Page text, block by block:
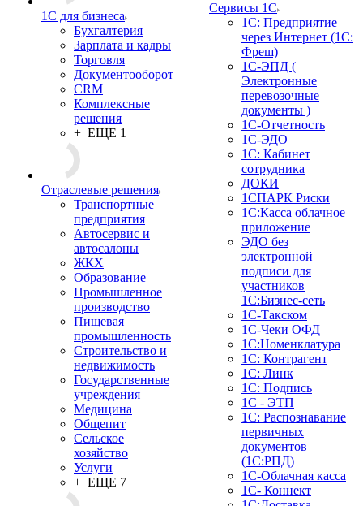
1С для бизнеса
Бухгалтерия
Зарплата и кадры
Торговля
Документооборот
CRM
Комплексные
решения
+ ЕЩЕ 1
Отраслевые решения
Транспортные
предприятия
Автосервис и
автосалоны
ЖКХ
Образование
Промышленное
производство
Пищевая
промышленность
Строительство и
недвижимость
Государственные
учреждения
Медицина
Общепит
Сельское
хозяйство
Услуги
+ ЕЩЕ 7
Сервисы 1С
1С: Предприятие
через Интернет (1С:
Фреш)
1С-ЭПД (
Электронные
перевозочные
документы )
1С-Отчетность
1С-ЭДО
1С: Кабинет
сотрудника
ДОКИ
1СПАРК Риски
1С:Касса облачное
приложение
ЭДО без
электронной
подписи для
участников
1С:Бизнес-сеть
1С-Такском
1С-Чеки ОФД
1С:Номенклатура
1С: Контрагент
1С: Линк
1С: Подпись
1С - ЭТП
1С: Распознавание
первичных
документов
(1С:РПД)
1С-Облачная касса
1С- Коннект